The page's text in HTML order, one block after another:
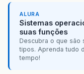
ALURA
Sistemas
suas funções
Descubra o que são
tipos. Aprenda tudo
tempo!